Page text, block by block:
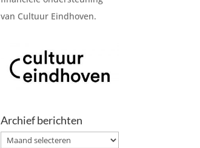
van Cultuur Eindhoven.
Archief berichten
Archief